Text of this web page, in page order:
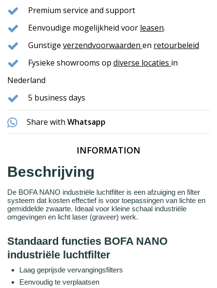
Premium service and support
Eenvoudige mogelijkheid voor leasen.
Gunstige verzendvoorwaarden en retourbeleid
Fysieke showrooms op diverse locaties in
Nederland
5 business days
Share with Whatsapp
INFORMATION
Beschrijving
De BOFA NANO industriële luchtfilter is een afzuiging en filter
systeem dat kosten effectief is voor toepassingen van lichte en
gemiddelde zwaarte. Ideaal voor kleine schaal industriële
omgevingen en licht laser (graveer) werk.
Standaard functies BOFA NANO
industriële luchtfilter
Laag geprijsde vervangingsfilters
Eenvoudig te verplaatsen